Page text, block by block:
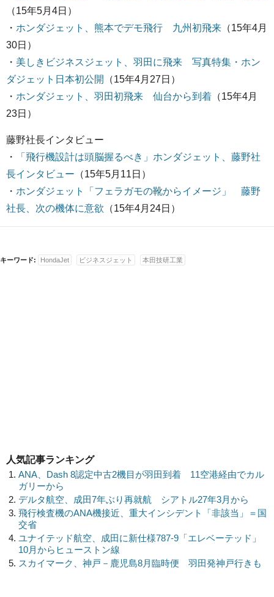
（15年5月4日）
・ ホンダジェット、熊本でデモ飛行 九州初飛来 （15年4月
30日）
・ 美しきビジネスジェット、羽田に飛来 写真特集・ホン
ダジェット日本初公開
（15年4月27日）
・ ホンダジェット、羽田初飛来 仙台から到着 （15年4月
23日）
藤野社長インタビュー
・
「飛行機設計は頭脳握るべき」ホンダジェット、藤野社
長インタビュー （15年5月11日）
・ ホンダジェット「フェラガモの靴からイメージ」 藤野
社長、次の機体に意欲 （15年4月24日）
キーワード: HondaJet ビジネスジェット 本田技研工業
人気記事ランキング
ANA、Dash 8認定中古2機目が羽田到着 11空港経由でカル
ガリーから
デルタ航空、成田7年ぶり再就航 シアトル27年3月から
飛行検査機のANA機接近、重大インシデント「非該当」＝国
交省
ユナイテッド航空、成田に新仕様787-9「エレベーテッド」
10月からヒューストン線
スカイマーク、神戸－鹿児島8月臨時便 羽田発神戸行きも